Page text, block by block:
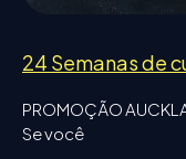
24 Semanas de
PROMOÇÃO
Se você